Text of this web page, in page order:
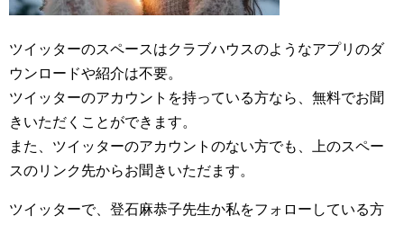
ツイッターのスペースはクラブハウスのようなアプリのダ
ウンロードや紹介は不要。
ツイッターのアカウントを持っている方なら、無料でお聞
きいただくことができます。
また、ツイッターのアカウントのない方でも、上のスペー
スのリンク先からお聞きいただます。
ツイッターで、登石麻恭子先生か私をフォローしている方